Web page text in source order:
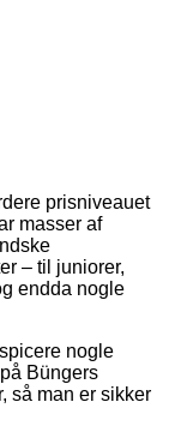
prisniveauet
masser af
– til juniorer,
endda nogle
nogle
Büngers
så man er sikker